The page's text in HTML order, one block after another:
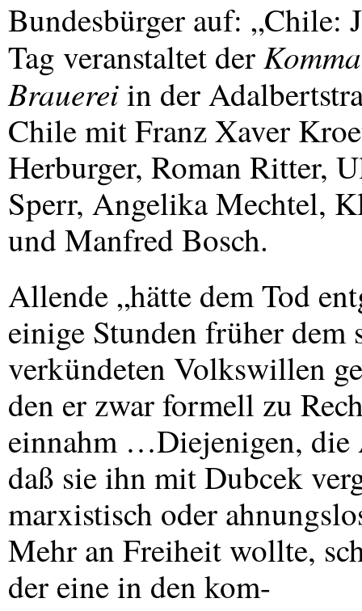
Bundesbürger auf: „Chile:
Tag veranstaltet der
Brauereiin der
Chile mit Franz Xaver
Herburger, Roman Ritter,
Sperr, Angelika Mechtel,
und Manfred Bosch.
Allende „hätte dem Tod
einige Stunden früher
verkündeten Volkswillen
den er zwar formell zu
einnahm …Diejenigen,
daß sie ihn mit Dubcek
marxistisch oder
Mehr an Freiheit wollte,
der eine in den kom-